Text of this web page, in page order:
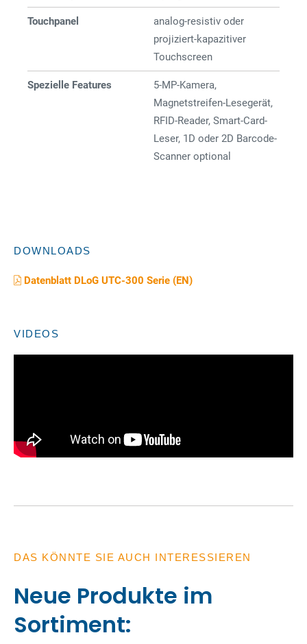
Touchpanel
analog-resistiv oder
projiziert-kapazitiver
Touchscreen
Spezielle Features
5-MP-Kamera,
Magnetstreifen-Lesegerät,
RFID-Reader, Smart-Card-
Leser, 1D oder 2D Barcode-
Scanner optional
DOWNLOADS
Datenblatt DLoG UTC-300 Serie (EN)
VIDEOS
DAS KÖNNTE SIE AUCH INTERESSIEREN
Neue Produkte im
Sortiment: